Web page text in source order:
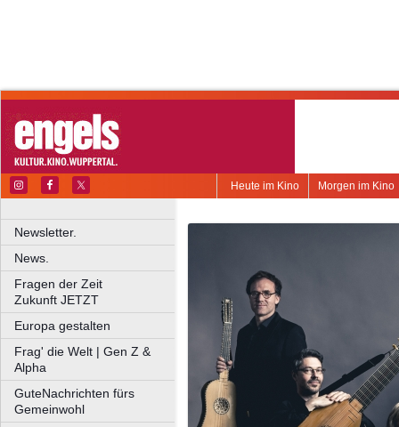
Morgen im Kino
Heute im Kino
Newsletter.
News.
Fragen der Zeit
Zukunft JETZT
Europa gestalten
Frag' die Welt | Gen Z &
Alpha
GuteNachrichten fürs
Gemeinwohl